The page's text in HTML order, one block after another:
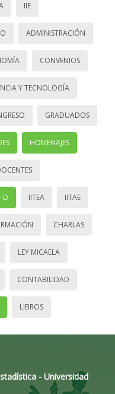
IIE
ADMINISTRACIÓN
CONVENIOS
Y TECNOLOGÍA
GRADUADOS
HOMENAJES
D IITEA IITAE
CHARLAS
LEY MICAELA
CONTABILIDAD
LIBROS
- Universidad